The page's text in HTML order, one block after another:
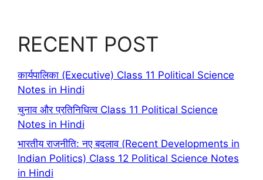
RECENT POST
कार्यपालिका (Executive) Class 11 Political Science
Notes in Hindi
चुनाव और प्रतिनिधित्व Class 11 Political Science
Notes in Hindi
भारतीय राजनीति: नए बदलाव (Recent Developments in
Indian Politics) Class 12 Political Science Notes
in Hindi